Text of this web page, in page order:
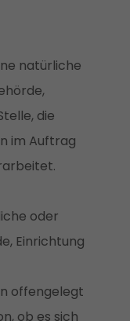
natürliche
die
im Auftrag
oder
Einrichtung
offengelegt
ob es sich